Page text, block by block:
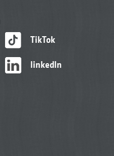
TikTok
linkedIn